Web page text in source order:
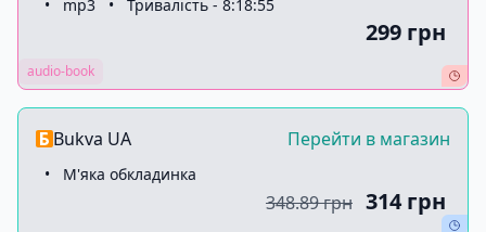
• mp3 • Тривалість - 8:18:55
299 грн
audio-book
Bukva UA Перейти в магазин
• М'яка обкладинка
348.89 грн 314 грн